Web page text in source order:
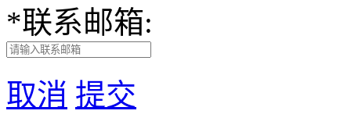
*联系邮箱:
取消 提交